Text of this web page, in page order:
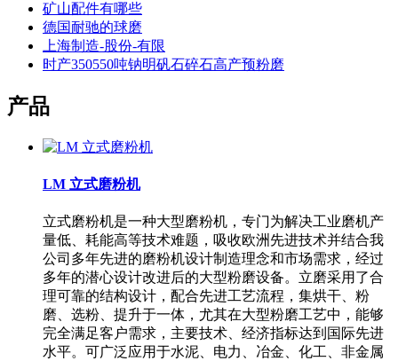
矿山配件有哪些
德国耐驰的球磨
上海制造-股份-有限
时产350550吨钠明矾石碎石高产预粉磨
产品
LM 立式磨粉机
立式磨粉机是一种大型磨粉机，专门为解决工业磨机产
量低、耗能高等技术难题，吸收欧洲先进技术并结合我
公司多年先进的磨粉机设计制造理念和市场需求，经过
多年的潜心设计改进后的大型粉磨设备。立磨采用了合
理可靠的结构设计，配合先进工艺流程，集烘干、粉
磨、选粉、提升于一体，尤其在大型粉磨工艺中，能够
完全满足客户需求，主要技术、经济指标达到国际先进
水平。可广泛应用于水泥、电力、冶金、化工、非金属